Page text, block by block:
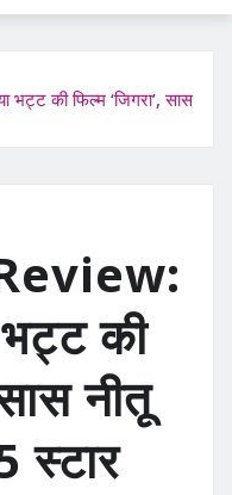
की फिल्म ‘जिगरा’, सास
की
नीतू
स्टार